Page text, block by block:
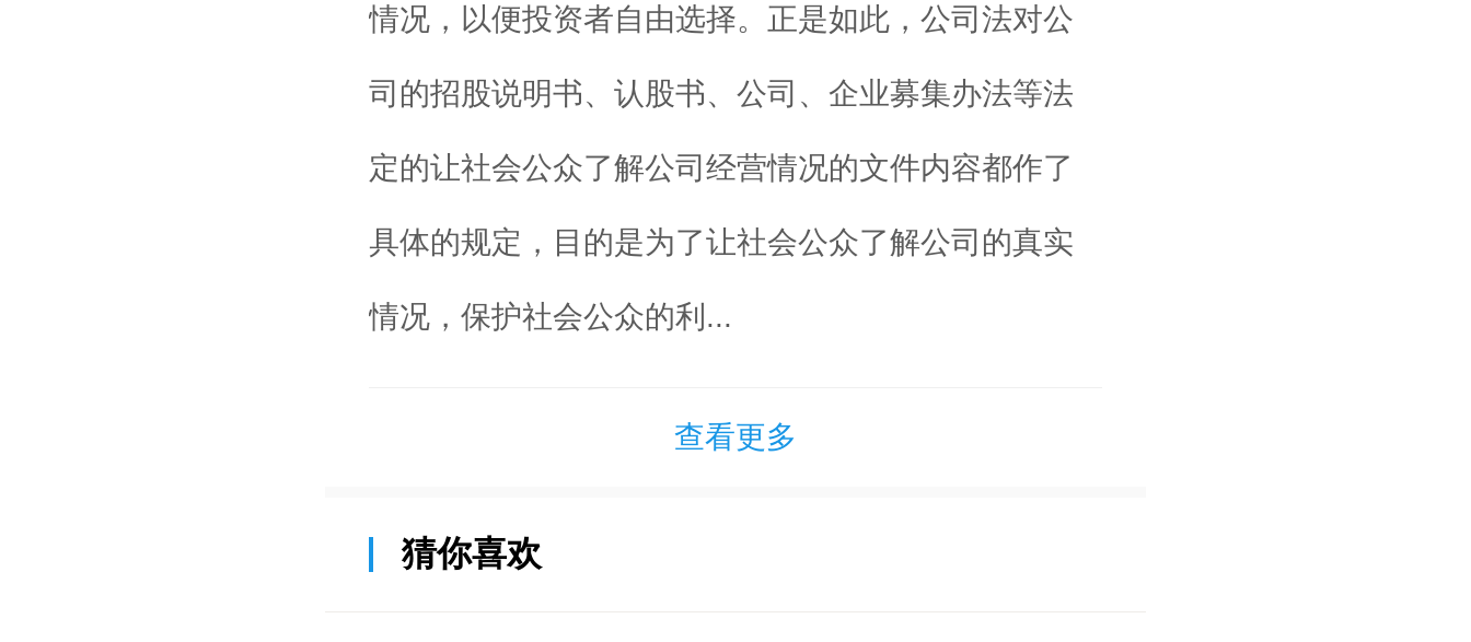
情况，以便投资者自由选择。正是如此，公司法对公
司的招股说明书、认股书、公司、企业募集办法等法
定的让社会公众了解公司经营情况的文件内容都作了
具体的规定，目的是为了让社会公众了解公司的真实
情况，保护社会公众的利...
查看更多
猜你喜欢